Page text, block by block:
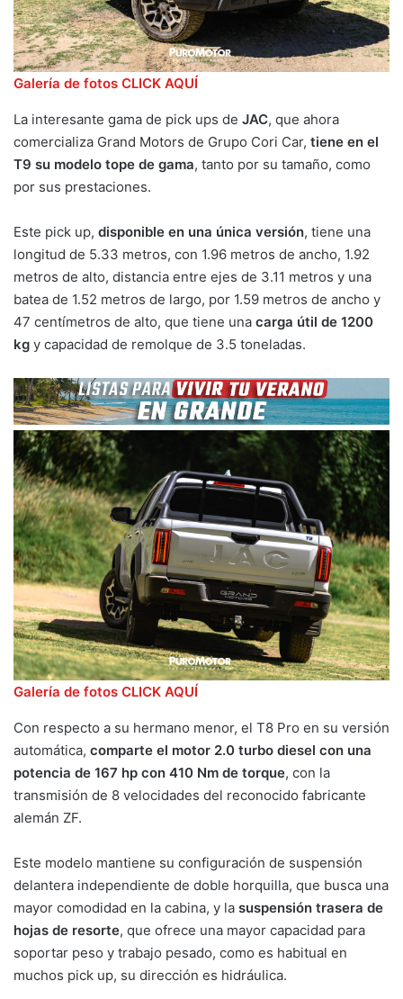
Galería de fotos CLICK AQUÍ
La interesante gama de pick ups de JAC, que ahora
comercializa Grand Motors de Grupo Cori Car, tiene en el
T9 su modelo tope de gama, tanto por su tamaño, como
por sus prestaciones.
Este pick up, disponible en una única versión, tiene una
longitud de 5.33 metros, con 1.96 metros de ancho, 1.92
metros de alto, distancia entre ejes de 3.11 metros y una
batea de 1.52 metros de largo, por 1.59 metros de ancho y
47 centímetros de alto, que tiene una carga útil de 1200
kg y capacidad de remolque de 3.5 toneladas.
Galería de fotos CLICK AQUÍ
Con respecto a su hermano menor, el T8 Pro en su versión
automática, comparte el motor 2.0 turbo diesel con una
potencia de 167 hp con 410 Nm de torque, con la
transmisión de 8 velocidades del reconocido fabricante
alemán ZF.
Este modelo mantiene su configuración de suspensión
delantera independiente de doble horquilla, que busca una
mayor comodidad en la cabina, y la suspensión trasera de
hojas de resorte, que ofrece una mayor capacidad para
soportar peso y trabajo pesado, como es habitual en
muchos pick up, su dirección es hidráulica.